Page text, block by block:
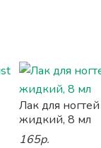
Лак для
жидкий, 8 мл
165р.